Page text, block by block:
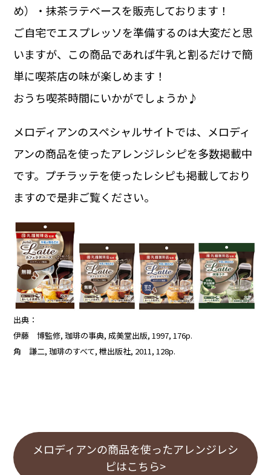
め）・抹茶ラテベースを販売しております！
ご自宅でエスプレッソを準備するのは大変だと思
いますが、この商品であれば牛乳と割るだけで簡
単に喫茶店の味が楽しめます！
おうち喫茶時間にいかがでしょうか♪
メロディアンのスペシャルサイトでは、メロディ
アンの商品を使ったアレンジレシピを多数掲載中
です。プチラッテを使ったレシピも掲載しており
ますので是非ご覧ください。
出典：
伊藤 博監修, 珈琲の事典, 成美堂出版, 1997, 176p.
角 謙二, 珈琲のすべて, 枻出版社, 2011, 128p.
メロディアンの商品を使ったアレンジレシ
ピはこちら>